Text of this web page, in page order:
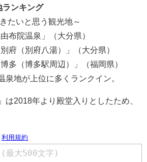
ランキング
たいと思う観光地～
布院温泉」（大分県）
府（別府八湯）」（大分県）
多（博多駅周辺）」（福岡県）
地が上位に多くランクイン。
2018年より殿堂入りとしたため、